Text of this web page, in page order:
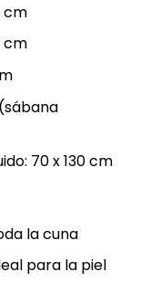
cm
cm
70 x 130 cm
la cuna
para la piel